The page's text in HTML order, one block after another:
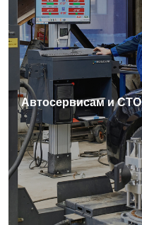
Автосервисам и СТО